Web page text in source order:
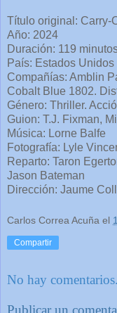
Título original: Carry-
Año: 2024
Duración: 119
País: Estados Unidos
Compañías: Amblin
Cobalt Blue 1802.
Género: Thriller.
Guion: T.J. Fixman,
Música: Lorne Balfe
Fotografía: Lyle
Reparto: Taron
Jason Bateman
Dirección: Jaume
Carlos Correa Acuña el
Compartir
No hay
Publicar un